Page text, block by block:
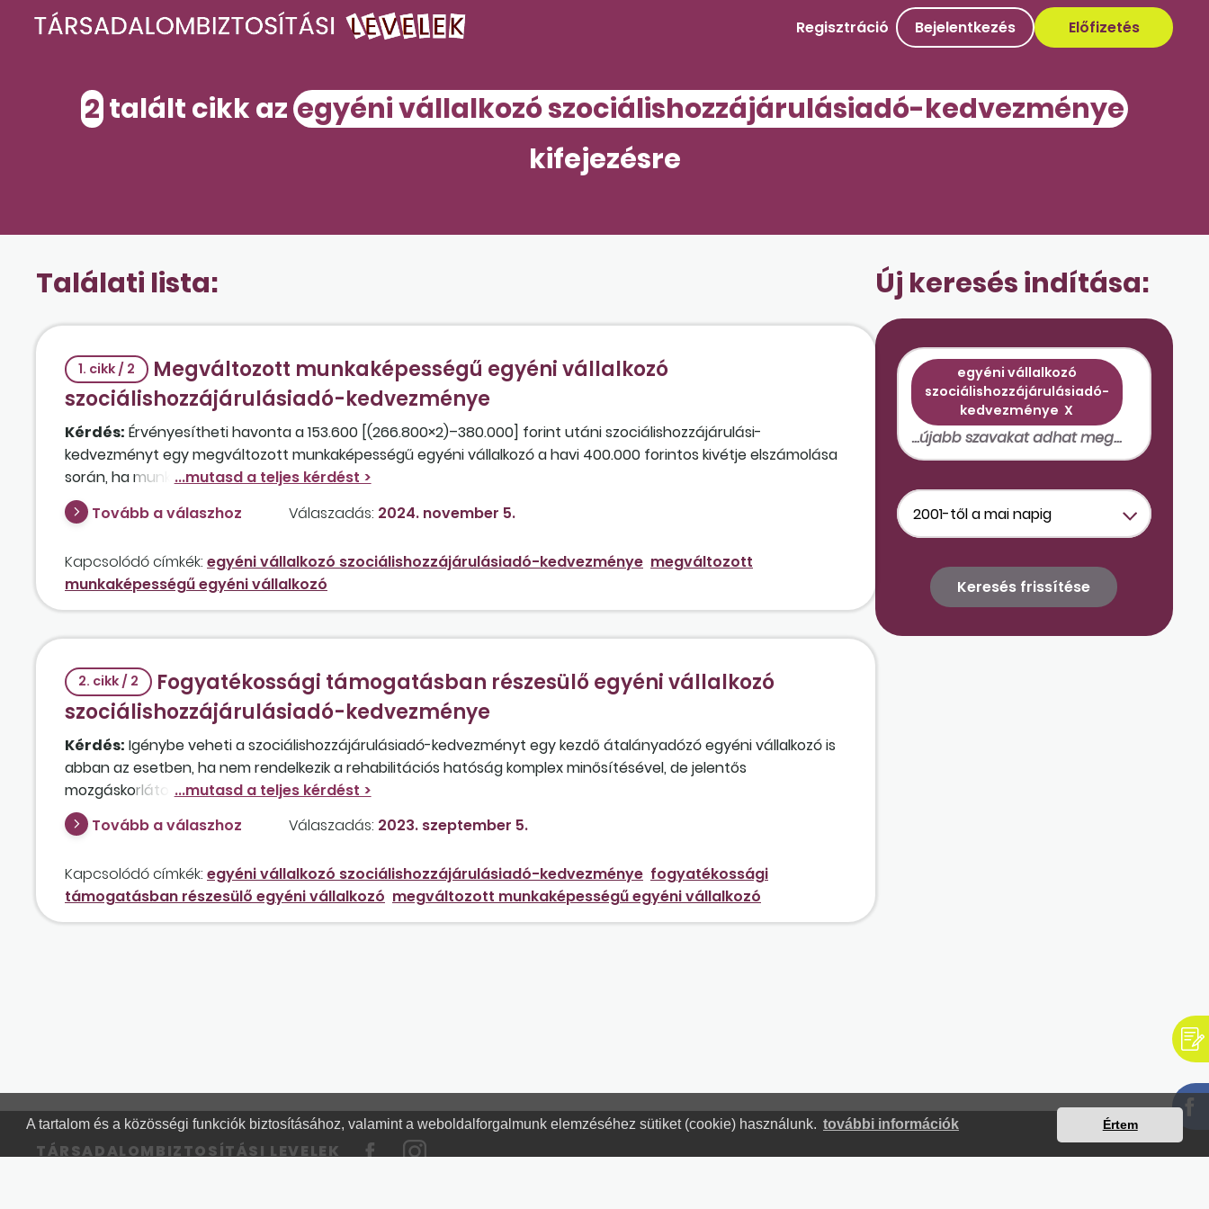
A tartalom és a közösségi funkciók biztosításához, valamint a weboldalforgalmunk elemzéséhez sütiket (cookie) használunk. további információk Értem
Regisztráció Bejelentkezés Előfizetés
2 talált cikk az egyéni vállalkozó szociálishozzájárulásiadó-kedvezménye
kifejezésre
Találati lista:
1. cikk / 2
Megváltozott munkaképességű egyéni vállalkozó
szociálishozzájárulásiadó-kedvezménye
Kérdés: Érvényesítheti havonta a 153.600 [(266.800×2)–380.000] forint utáni szociálishozzájárulási-
kedvezményt egy megváltozott munkaképességű egyéni vállalkozó a havi 400.000 forintos kivétje elszámolása
során, ha munkaviszonyban is dolgozik, ahol a havi 380.000 forint bruttó munkabére után a munkáltató igénybe
veszi a kedvezményt?
Tovább a válaszhoz Válaszadás: 2024. november 5.
Kapcsolódó címkék: egyéni vállalkozó szociálishozzájárulásiadó-kedvezménye megváltozott
munkaképességű egyéni vállalkozó
2. cikk / 2
Fogyatékossági támogatásban részesülő egyéni vállalkozó
szociálishozzájárulásiadó-kedvezménye
Kérdés: Igénybe veheti a szociálishozzájárulásiadó-kedvezményt egy kezdő átalányadózó egyéni vállalkozó is
abban az esetben, ha nem rendelkezik a rehabilitációs hatóság komplex minősítésével, de jelentős
mozgáskorlátozottságára tekintettel (kerekesszékes) fogyatékossági támogatásban részesül? A vállalkozó
főfoglalkozásban végzi a tevékenységét, egyéb jogviszonnyal nem rendelkezik.
Tovább a válaszhoz Válaszadás: 2023. szeptember 5.
Kapcsolódó címkék: egyéni vállalkozó szociálishozzájárulásiadó-kedvezménye fogyatékossági
támogatásban részesülő egyéni vállalkozó megváltozott munkaképességű egyéni vállalkozó
Új keresés indítása:
egyéni vállalkozó
szociálishozzájárulásiadó-
kedvezményeX
TÁRSADALOMBIZTOSÍTÁSI LEVELEK